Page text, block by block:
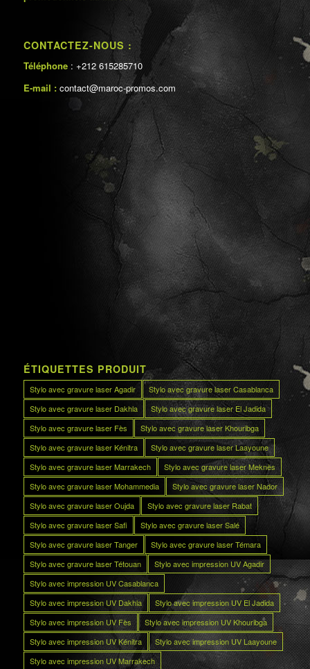
CONTACTEZ-NOUS :
Téléphone : +212 615285710
E-mail : contact@maroc-promos.com
ÉTIQUETTES PRODUIT
Stylo avec gravure laser Agadir
Stylo avec gravure laser Casablanca
Stylo avec gravure laser Dakhla
Stylo avec gravure laser El Jadida
Stylo avec gravure laser Fès
Stylo avec gravure laser Khouribga
Stylo avec gravure laser Kénitra
Stylo avec gravure laser Laayoune
Stylo avec gravure laser Marrakech
Stylo avec gravure laser Meknès
Stylo avec gravure laser Mohammedia
Stylo avec gravure laser Nador
Stylo avec gravure laser Oujda
Stylo avec gravure laser Rabat
Stylo avec gravure laser Safi
Stylo avec gravure laser Salé
Stylo avec gravure laser Tanger
Stylo avec gravure laser Témara
Stylo avec gravure laser Tétouan
Stylo avec impression UV Agadir
Stylo avec impression UV Casablanca
Stylo avec impression UV Dakhla
Stylo avec impression UV El Jadida
Stylo avec impression UV Fès
Stylo avec impression UV Khouribga
Stylo avec impression UV Kénitra
Stylo avec impression UV Laayoune
Stylo avec impression UV Marrakech